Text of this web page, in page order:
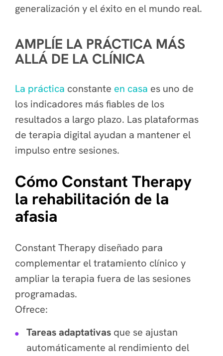
generalización y el éxito en el mundo real.
AMPLÍE LA PRÁCTICA MÁS
ALLÁ DE LA CLÍNICA
La práctica constante en casa es uno de
los indicadores más fiables de los
resultados a largo plazo. Las plataformas
de terapia digital ayudan a mantener el
impulso entre sesiones.
Cómo Constant Therapy
la rehabilitación de la
afasia
Constant Therapy diseñado para
complementar el tratamiento clínico y
ampliar la terapia fuera de las sesiones
programadas.
Ofrece:
Tareas adaptativas que se ajustan
automáticamente al rendimiento del